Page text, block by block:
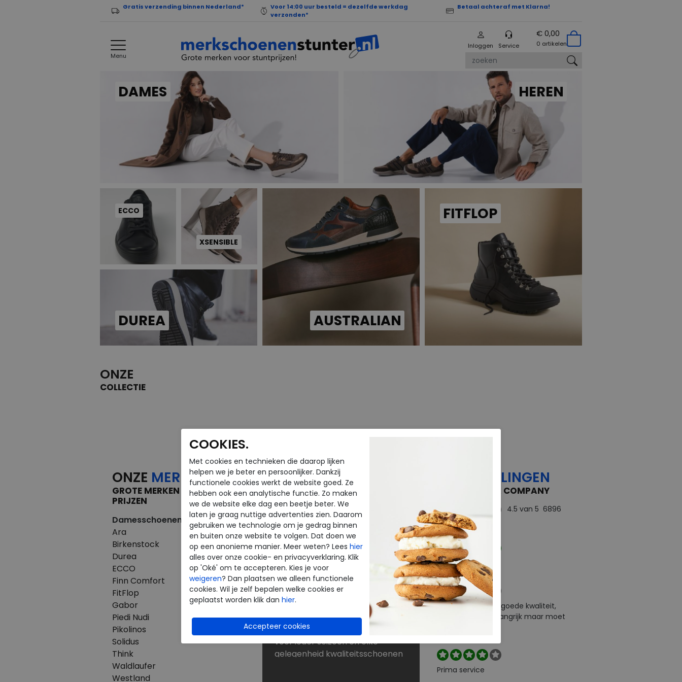
Gratis verzending binnen Nederland*
Voor 14:00 uur besteld = dezelfde werkdag
verzonden*
Betaal achteraf met Klarna!
Menu
Inloggen Service
€ 0,00
0 artikelen
DAMES HEREN
ECCO
XSENSIBLE
DUREA AUSTRALIAN
FITFLOP
ONZE
COLLECTIE
ONZE MERKEN
GROTE MERKEN VOOR KLEINE
PRIJZEN
Damesschoenen
Ara
Birkenstock
Durea
ECCO
Finn Comfort
FitFlop
Gabor
Piedi Nudi
Pikolinos
Solidus
Think
Waldlaufer
Westland
Herenschoenen
Australian
Birkenstock
Clarks
ECCO
Finn Comfort
Mephisto
Pikolinos
Westland
NU KORTINGEN TOT 60%
Dé schoenen outlet met grote
merken
Bij Merkschoenenstunter vindt u
outlet schoenen van de beste
merken. De new arrivals van uw
favoriete merk verrassen elke
keer weer. Op zoek naar
schoenen voor lange
strandwandelingen? Naar
laarzen voor de winter? Of kunt u
nog wel een paar slippers of
sandalen gebruiken? U shopt
voor ieder seizoen en elke
gelegenheid kwaliteitsschoenen
BEOORDELINGEN
THE FEEDBACK COMPANY
4.5 van 5 6896
beoordelingen
Perfect
Snelle levering en goede kwaliteit,
retourneren is belangrijk maar moet
Prima service
COOKIES.
Met cookies en technieken die daarop lijken
helpen we je beter en persoonlijker. Dankzij
functionele cookies werkt de website goed. Ze
hebben ook een analytische functie. Zo maken
we de website elke dag een beetje beter. We
laten je graag nuttige advertenties zien. Daarom
gebruiken we technologie om je gedrag binnen
en buiten onze website te volgen. Dat doen we
op een anonieme manier. Meer weten? Lees hier
alles over onze cookie- en privacyverklaring. Klik
op 'Oké' om te accepteren. Kies je voor
weigeren? Dan plaatsen we alleen functionele
cookies. Wil je zelf bepalen welke cookies er
geplaatst worden klik dan hier.